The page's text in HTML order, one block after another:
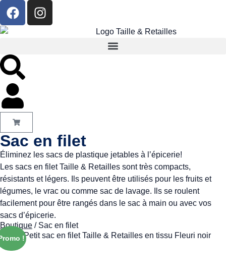
Sac en filet
Éliminez les sacs de plastique jetables à l’épicerie!
Les sacs en filet Taille & Retailles sont très compacts,
résistants et légers. Ils peuvent être utilisés pour les fruits et
légumes, le vrac ou comme sac de lavage. Ils se roulent
facilement pour être rangés dans le sac à main ou avec vos
sacs d’épicerie.
Boutique / Sac en filet
!